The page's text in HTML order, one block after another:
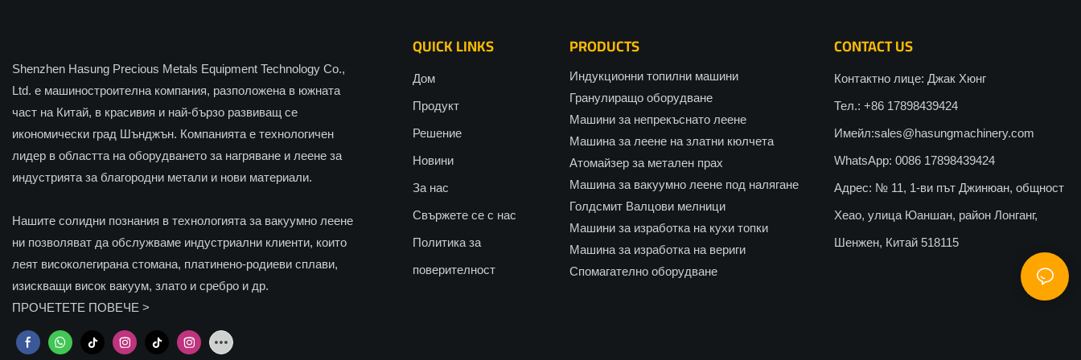
Shenzhen Hasung Precious Metals Equipment Technology Co.,
Ltd. е машиностроителна компания, разположена в южната
част на Китай, в красивия и най-бързо развиващ се
икономически град Шънджън. Компанията е технологичен
лидер в областта на оборудването за нагряване и леене за
индустрията за благородни метали и нови материали.
Нашите солидни познания в технологията за вакуумно леене
ни позволяват да обслужваме индустриални клиенти, които
леят високолегирана стомана, платинено-родиеви сплави,
изискващи висок вакуум, злато и сребро и др.
ПРОЧЕТЕТЕ ПОВЕЧЕ >
QUICK LINKS
Дом
Продукт
Решение
Новини
За нас
Свържете се с нас
Политика за
поверителност
PRODUCTS
Индукционни топилни машини
Гранулиращо оборудване
Машини за непрекъснато леене
Машина за леене на златни кюлчета
Атомайзер за метален прах
Машина за вакуумно леене под налягане
Голдсмит Валцови мелници
Машини за изработка на кухи топки
Машина за изработка на вериги
Спомагателно оборудване
CONTACT US
Контактно лице: Джак Хюнг
Тел.: +86 17898439424
Имейл:sales@hasungmachinery.com
WhatsApp: 0086 17898439424
Адрес: № 11, 1-ви път Джинюан, общност
Хеао, улица Юаншан, район Лонганг,
Шенжен, Китай 518115